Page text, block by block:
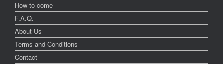
How to come
F.A.Q.
About Us
Terms and Conditions
Contact